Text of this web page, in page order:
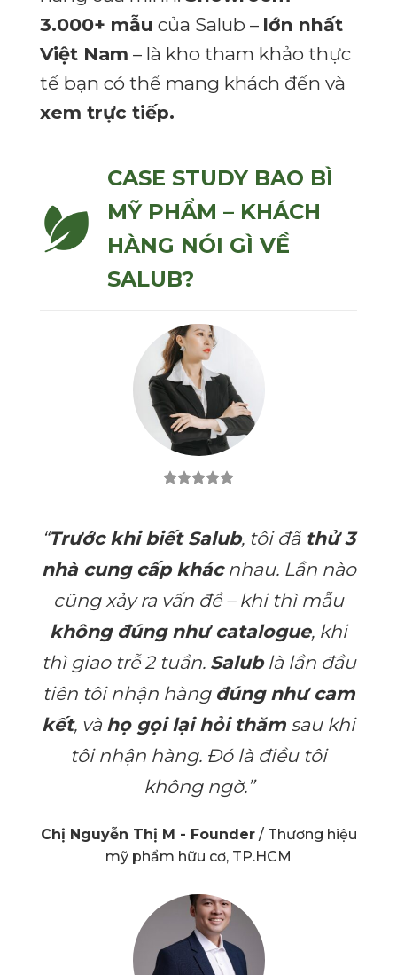
3.000+ mẫu của Salub – lớn nhất
Việt Nam – là kho tham khảo thực
tế bạn có thể mang khách đến và
xem trực tiếp.
CASE STUDY BAO BÌ
MỸ PHẨM – KHÁCH
HÀNG NÓI GÌ VỀ
SALUB?
“Trước khi biết Salub, tôi đãthử 3
nhà cung cấp khácnhau. Lần nào
cũng xảy ra vấn đề – khi thì mẫu
không đúng như catalogue, khi
thì giao trễ 2 tuần. Salublà lần đầu
tiên tôi nhận hàng đúng như cam
kết, và họ gọi lại hỏi thăm sau khi
tôi nhận hàng. Đó là điều tôi
không ngờ.”
Chị Nguyễn Thị M - Founder / Thương hiệu
mỹ phẩm hữu cơ, TP.HCM